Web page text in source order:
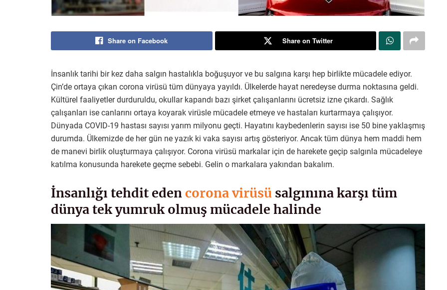
Share on Facebook Share on Twitter
İnsanlık tarihi bir kez daha salgın hastalıkla boğuşuyor ve bu salgına karşı hep birlikte mücadele ediyor.
Çin’de ortaya çıkan corona virüsü tüm dünyaya yayıldı. Ülkelerde hayat neredeyse durma noktasına geldi.
Kültürel faaliyetler durduruldu, okullar kapandı bazı şirket çalışanlarını ücretsiz izne çıkardı. Sağlık
çalışanları ise canlarını ortaya koyarak virüsle mücadele etmeye ve hastaları kurtarmaya çalışıyor.
Dünyada COVID-19 hastası sayısı yarım milyonu geçti. Hayatını kaybedenlerin sayısı ise 50 bine yaklaşmış
durumda. Ülkemizde de her gün ne yazık ki vaka sayısı artış gösteriyor. Ancak tüm dünya hem maddi hem
de manevi birlik oluşturmaya çalışıyor. Corona virüsü markalar için de harekete geçip salgınla mücadeleye
katılma konusunda harekete geçme sebebi. Gelin o markalara yakından bakalım.
İnsanlığı tehdit edencorona virüsü salgınına karşı tüm
dünya tek yumruk olmuş mücadele halinde